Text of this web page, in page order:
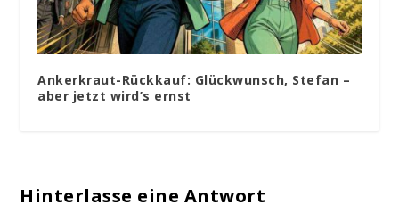
Ankerkraut-Rückkauf: Glückwunsch, Stefan –
aber jetzt wird’s ernst
Hinterlasse eine Antwort